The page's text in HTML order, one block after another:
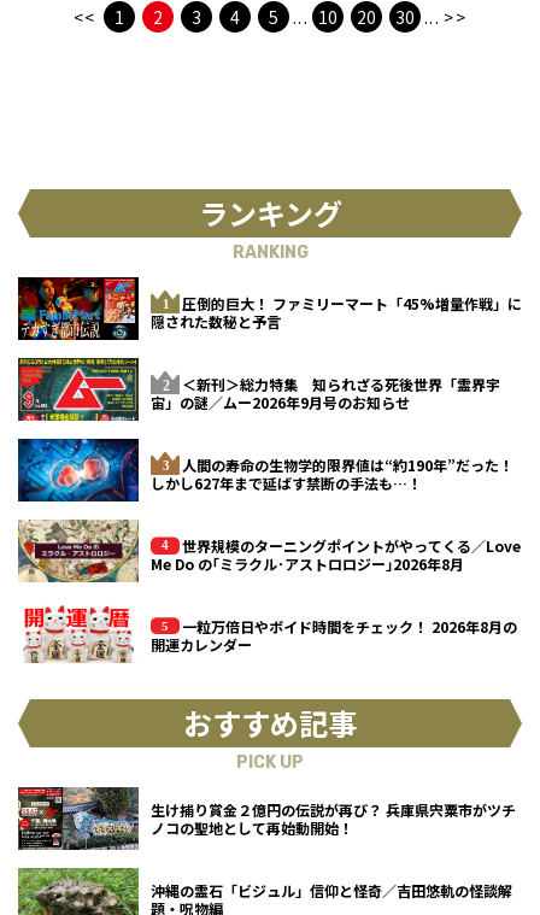
<< 1 2 3 4 5 ... 10 20 30 ... >>
ランキング
RANKING
圧倒的巨大！ ファミリーマート「45%増量作戦」に
隠された数秘と予言
＜新刊＞総力特集 知られざる死後世界「霊界宇
宙」の謎／ムー2026年9月号のお知らせ
人間の寿命の生物学的限界値は“約190年”だった！
しかし627年まで延ばす禁断の手法も…！
世界規模のターニングポイントがやってくる／Love
Me Do の｢ミラクル･アストロロジー｣2026年8月
一粒万倍日やボイド時間をチェック！ 2026年8月の
開運カレンダー
おすすめ記事
PICK UP
生け捕り賞金２億円の伝説が再び？ 兵庫県宍粟市がツチ
ノコの聖地として再始動開始！
沖縄の霊石「ビジュル」信仰と怪奇／吉田悠軌の怪談解
題・呪物編